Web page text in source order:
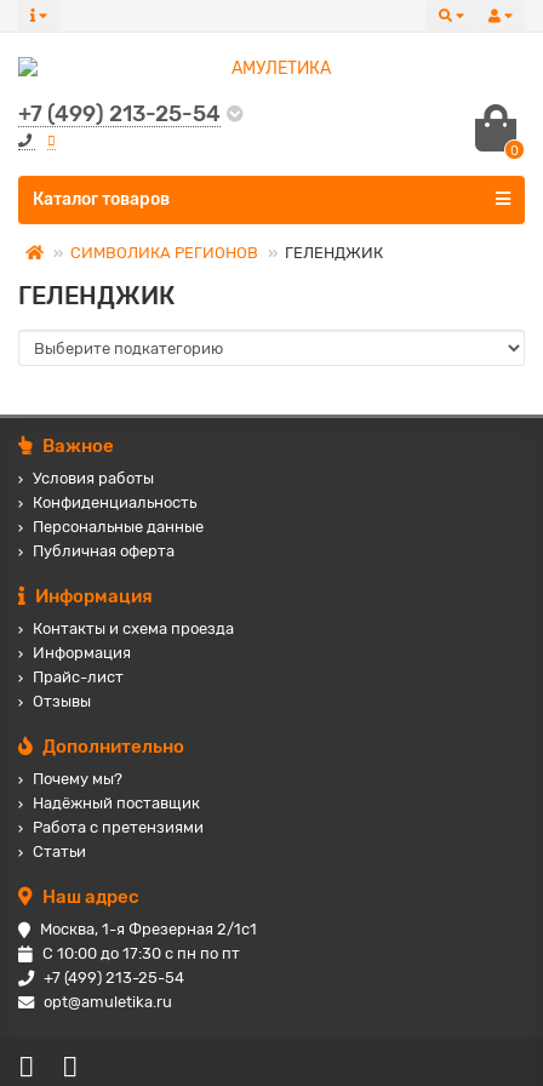
+7 (499) 213-25-54
0
Все категории
Каталог товаров
СИМВОЛИКА РЕГИОНОВ ГЕЛЕНДЖИК
ГЕЛЕНДЖИК
Важное
Условия работы
Конфиденциальность
Персональные данные
Публичная оферта
Информация
Контакты и схема проезда
Информация
Прайс-лист
Отзывы
Дополнительно
Почему мы?
Надёжный поставщик
Работа с претензиями
Статьи
Наш адрес
Москва, 1-я Фрезерная 2/1с1
С 10:00 до 17:30 с пн по пт
+7 (499) 213-25-54
opt@amuletika.ru